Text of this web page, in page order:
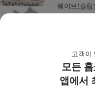
고객이
모든
앱에서
웨이브(슬립
스케쳐스
139,000 원